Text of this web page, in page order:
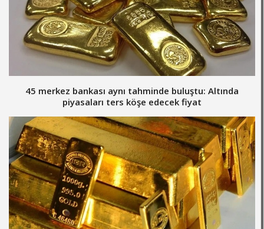
45 merkez bankası aynı tahminde buluştu: Altında
piyasaları ters köşe edecek fiyat